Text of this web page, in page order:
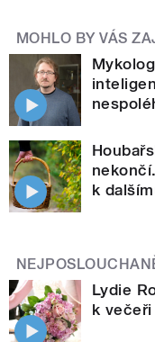
MOHLO BY VÁS
k
Lydie
k večeři